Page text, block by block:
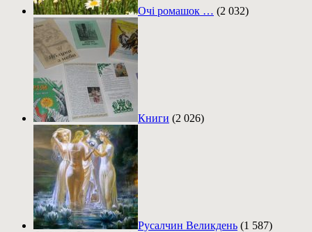
Очі ромашок … (2 032)
Книги (2 026)
Русалчин Великдень (1 587)